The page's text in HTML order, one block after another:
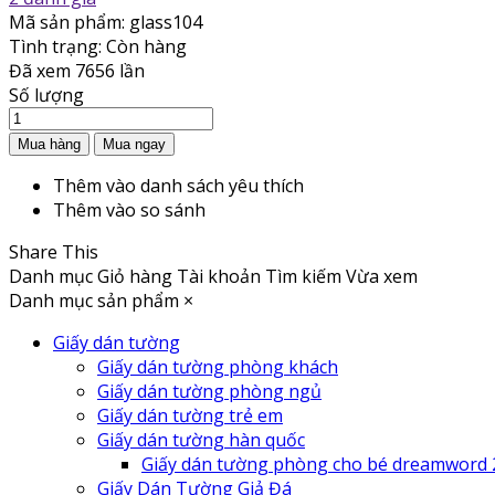
Mã sản phẩm: glass104
Tình trạng: Còn hàng
Đã xem 7656 lần
Số lượng
Thêm vào danh sách yêu thích
Thêm vào so sánh
Share This
Danh mụcGiỏ hàng Tài khoản Tìm kiếm Vừa xem
Danh mục sản phẩm ×
Giấy dán tường
Giấy dán tường phòng khách
Giấy dán tường phòng ngủ
Giấy dán tường trẻ em
Giấy dán tường hàn quốc
Giấy dán tường phòng cho bé dreamword
Giấy Dán Tường Giả Đá